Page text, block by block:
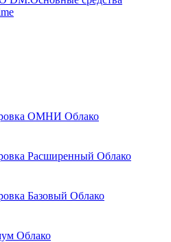
ОМНИ Облако
Расширенный Облако
Базовый Облако
Облако